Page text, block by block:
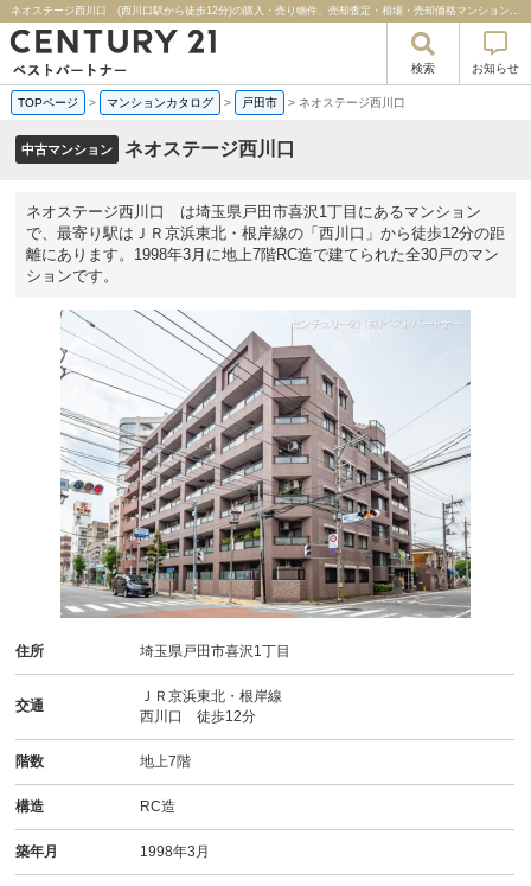
ネオステージ西川口 (西川口駅から徒歩12分)の購入・売り物件、売却査定・相場・売却価格マンション情報｜センチュリー２１ベストパートナー
検索 お知らせ
TOPページ > マンションカタログ > 戸田市 > ネオステージ西川口
中古マンション ネオステージ西川口
ネオステージ西川口 は埼玉県戸田市喜沢1丁目にあるマンション
で、最寄り駅はＪＲ京浜東北・根岸線の「西川口」から徒歩12分の距
離にあります。1998年3月に地上7階RC造で建てられた全30戸のマン
ションです。
住所 埼玉県戸田市喜沢1丁目
交通
ＪＲ京浜東北・根岸線
西川口 徒歩12分
階数 地上7階
構造 RC造
築年月 1998年3月